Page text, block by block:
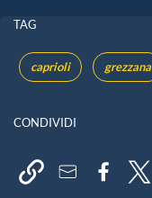
TAG
caprioli grezzana
CONDIVIDI